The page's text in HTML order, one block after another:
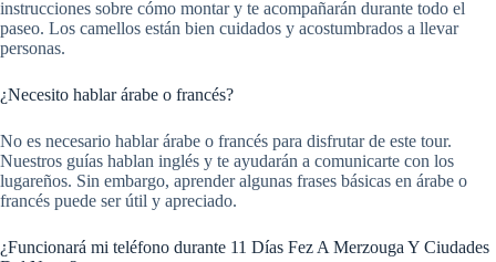
instrucciones sobre cómo montar y te acompañarán durante todo el
paseo. Los camellos están bien cuidados y acostumbrados a llevar
personas.
¿Necesito hablar árabe o francés?
No es necesario hablar árabe o francés para disfrutar de este tour.
Nuestros guías hablan inglés y te ayudarán a comunicarte con los
lugareños. Sin embargo, aprender algunas frases básicas en árabe o
francés puede ser útil y apreciado.
¿Funcionará mi teléfono durante 11 Días Fez A Merzouga Y Ciudades